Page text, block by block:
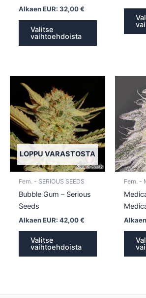
Alkaen EUR: 32,00€
Valitse
vaihtoehdoista
LOPPU VARASTOSTA
Fem. - SERIOUS SEEDS
Bubble Gum – Serious
Seeds
Alkaen EUR: 42,00€
Valitse
vaihtoehdoista
on
useampi
muunnelma.
Voit
tehdä
valinnat
Fem. -